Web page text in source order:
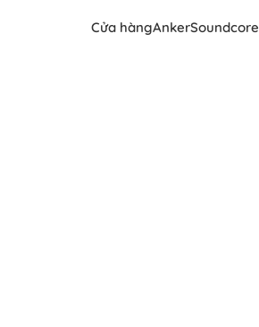
Cửa hàngAnkerSoundcore